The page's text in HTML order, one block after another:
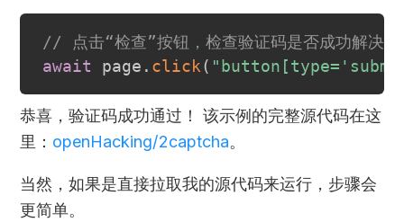
// 点击“检查”按钮，检查验证码是否成功解决。
await page . click(
恭喜，验证码成功通过！ 该示例的完整源代码在这
里： openHacking/2captcha。
当然，如果是直接拉取我的源代码来运行，步骤会
更简单。